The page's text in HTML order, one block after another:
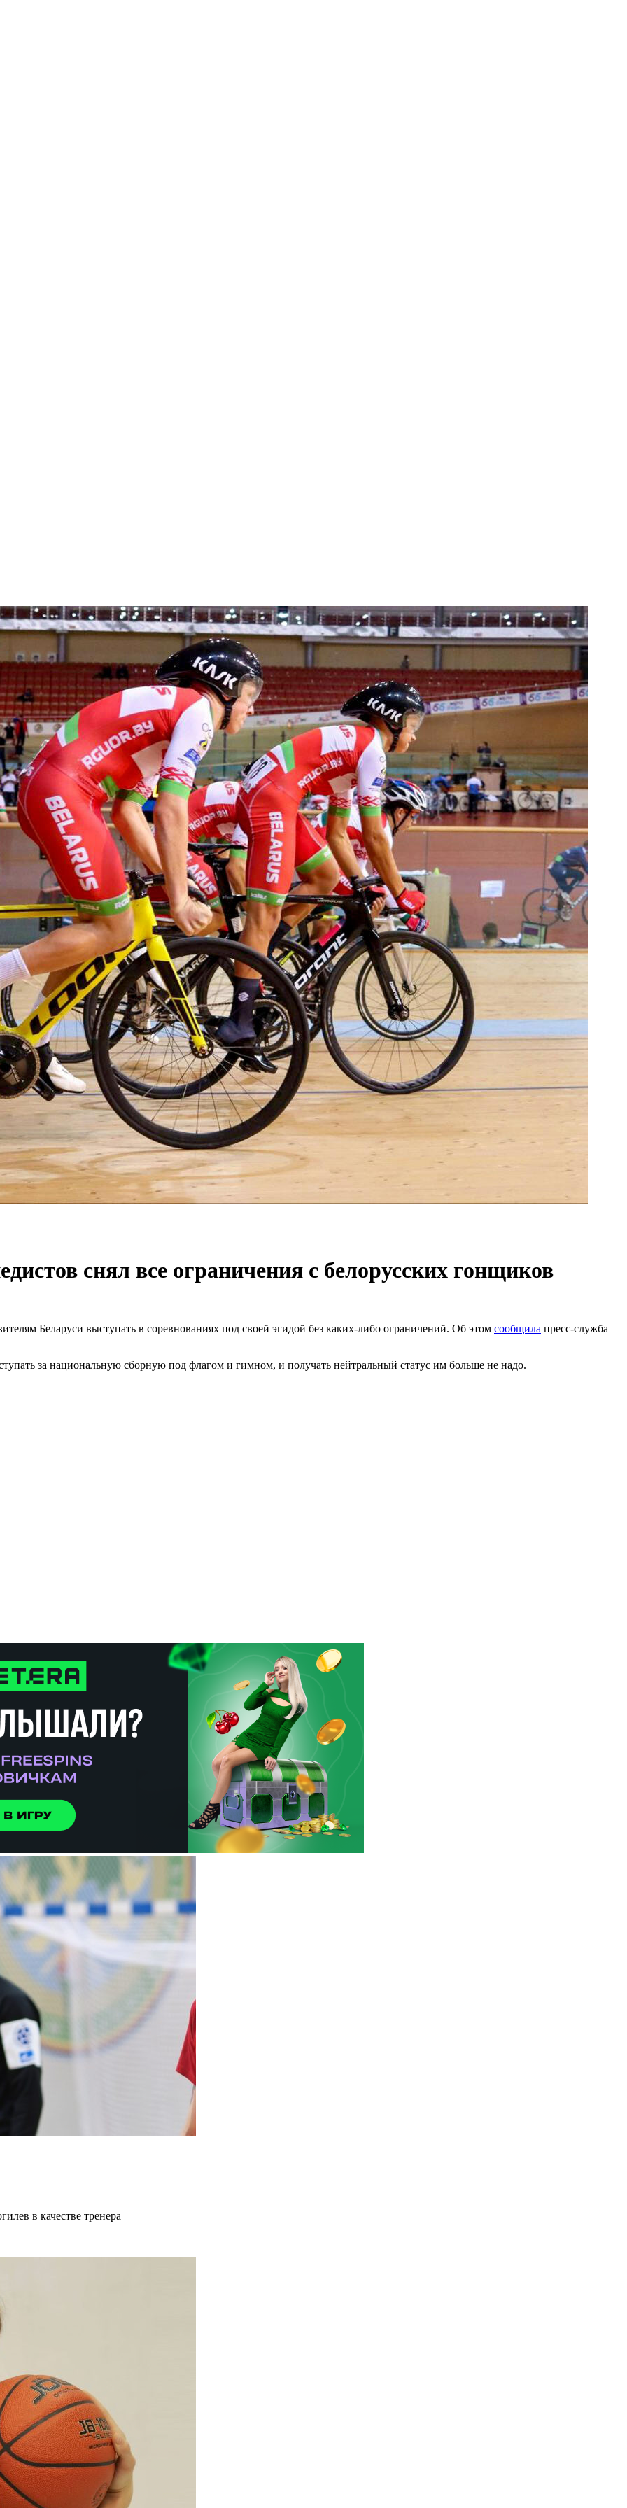
снял все ограничения с белорусских гонщиков
Беларуси выступать в соревнованиях под своей эгидой без каких-либо ограничений. Об этом сообщила пресс-служба
за национальную сборную под флагом и гимном, и получать нейтральный статус им больше не надо.
в качестве тренера